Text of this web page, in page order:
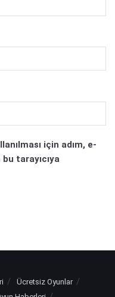
için adım, e-
tarayıcıya
Ücretsiz Oyunlar